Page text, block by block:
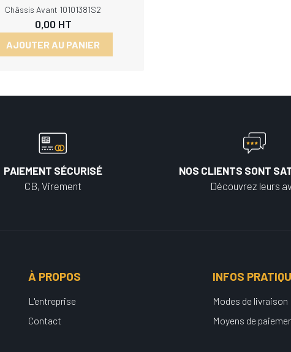
Châssis Avant 10101381S2
0,00HT
AJOUTER AU PANIER
PAIEMENT SÉCURISÉ
CB, Virement
NOS CLIENTS SONT
Découvrez leurs
À PROPOS
L'entreprise
Contact
INFOS
Modes de livraison
Moyens de